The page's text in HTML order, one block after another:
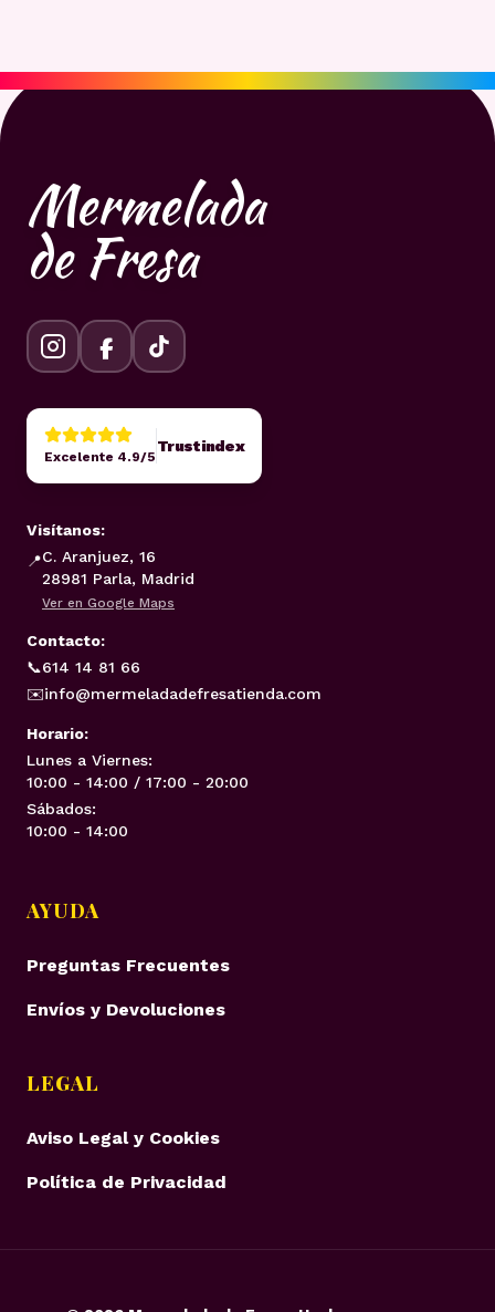
Mermelada
de Fresa
Excelente 4.9/5
Trustindex
Visítanos:
📍C. Aranjuez, 16
28981 Parla, Madrid
Ver en Google Maps
Contacto:
📞614 14 81 66
✉️info@mermeladadefresatienda.com
Horario:
Lunes a Viernes:
10:00 - 14:00 / 17:00 - 20:00
Sábados:
10:00 - 14:00
AYUDA
Preguntas Frecuentes
Envíos y Devoluciones
LEGAL
Aviso Legal y Cookies
Política de Privacidad